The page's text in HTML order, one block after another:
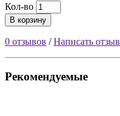
Кол-во
В корзину
0 отзывов /Написать отзыв
Рекомендуемые